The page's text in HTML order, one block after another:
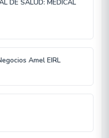
DE SALUD: MEDICAL
Amel EIRL